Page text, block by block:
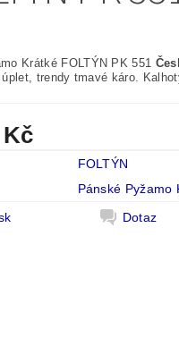
Krátké FOLTÝN PK 551
úplet, trendy tmavé káro.
Kč
FOLTÝN
Pánské Pyžamo
Dotaz